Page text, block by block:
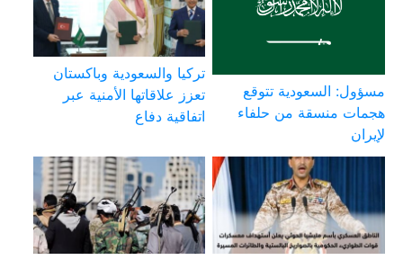
مسؤول: السعودية تتوقع
هجمات منسقة من حلفاء
لإيران
تركيا والسعودية وباكستان
تعزز علاقاتها الأمنية عبر
اتفاقية دفاع